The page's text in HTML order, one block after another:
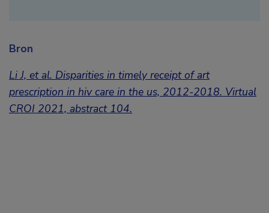
Bron
Li J, et al. Disparities in timely receipt of art
prescription in hiv care in the us, 2012-2018. Virtual
CROI 2021, abstract 104.